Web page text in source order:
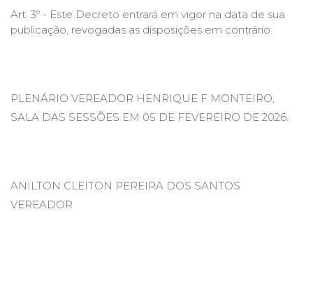
Art. 3º - Este Decreto entrará em vigor na data de sua
publicação, revogadas as disposições em contrário.
PLENÁRIO VEREADOR HENRIQUE F MONTEIRO,
SALA DAS SESSÕES EM 05 DE FEVEREIRO DE 2026.
ANILTON CLEITON PEREIRA DOS SANTOS
VEREADOR